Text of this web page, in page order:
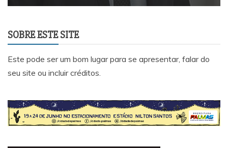
SOBRE ESTE SITE
Este pode ser um bom lugar para se apresentar, falar do
seu site ou incluir créditos.